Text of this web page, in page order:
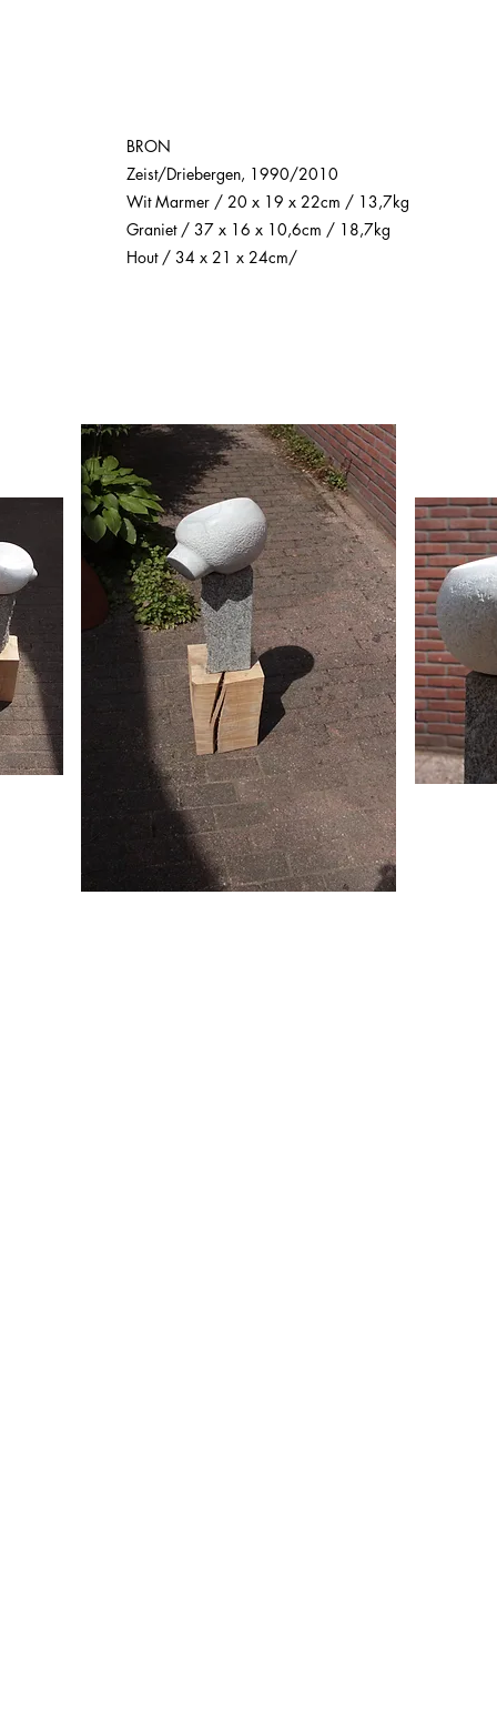
BRON
Zeist/Driebergen, 1990/2010
Wit Marmer / 20 x 19 x 22cm / 13,7kg
Graniet / 37 x 16 x 10,6cm / 18,7kg
Hout / 34 x 21 x 24cm/